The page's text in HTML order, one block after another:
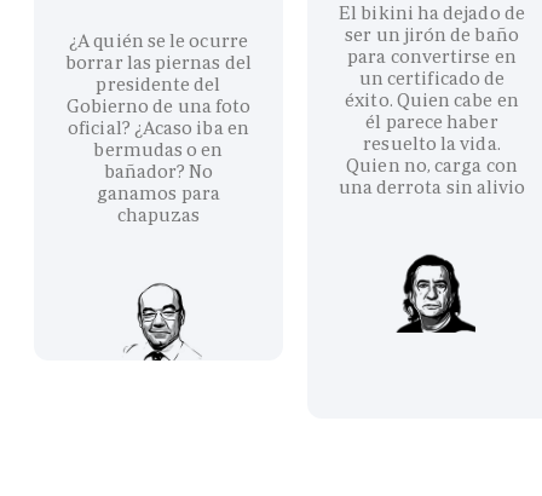
¿A quién se le ocurre
borrar las piernas del
presidente del
Gobierno de una foto
oficial? ¿Acaso iba en
bermudas o en
bañador? No
ganamos para
chapuzas
El bikini ha dejado de
ser un jirón de baño
para convertirse en
un certificado de
éxito. Quien cabe en
él parece haber
resuelto la vida.
Quien no, carga con
una derrota sin alivio